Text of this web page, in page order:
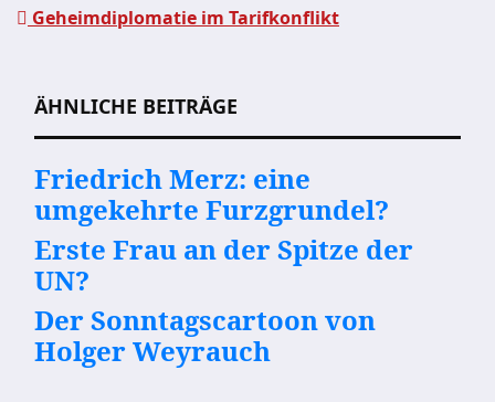
Geheimdiplomatie im Tarifkonflikt
ÄHNLICHE BEITRÄGE
Friedrich Merz: eine
umgekehrte Furzgrundel?
Erste Frau an der Spitze der
UN?
Der Sonntagscartoon von
Holger Weyrauch